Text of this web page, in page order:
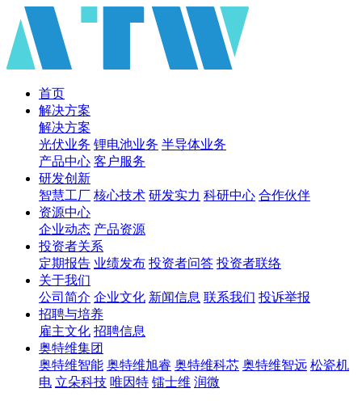
首页
解决方案
解决方案
光伏业务 锂电池业务 半导体业务
产品中心 客户服务
研发创新
智慧工厂 核心技术 研发实力 科研中心 合作伙伴
资源中心
企业动态 产品资源
投资者关系
定期报告 业绩发布 投资者问答 投资者联络
关于我们
公司简介 企业文化 新闻信息 联系我们 投诉举报
招聘与培养
雇主文化 招聘信息
奥特维集团
奥特维智能 奥特维旭睿 奥特维科芯 奥特维智远 松瓷机
电 立朵科技 唯因特 镭士维 润微